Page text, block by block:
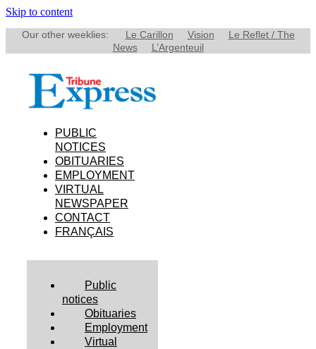
Skip to content
Our other weeklies: Le Carillon Vision
Le Reflet / The
News
L’Argenteuil
PUBLIC
NOTICES
OBITUARIES
EMPLOYMENT
VIRTUAL
NEWSPAPER
CONTACT
FRANÇAIS
Public
notices
Obituaries
Employment
Virtual